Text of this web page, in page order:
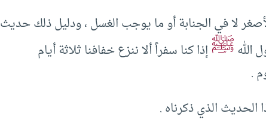
لا في الجنابة أو ما يوجب الغسل ، ودليل ذلك حديث
اللهﷺإذا كنا سفراً ألا ننزع خفافنا ثلاثة أيام
.
الذي ذكرناه .